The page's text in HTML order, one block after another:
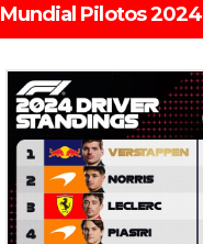
Mundial Pilotos 2024